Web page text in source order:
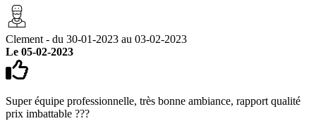
Clement - du 30-01-2023 au 03-02-2023
Le 05-02-2023
Super équipe professionnelle, très bonne ambiance, rapport qualité
prix imbattable ???